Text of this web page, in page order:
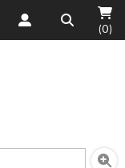
(0)